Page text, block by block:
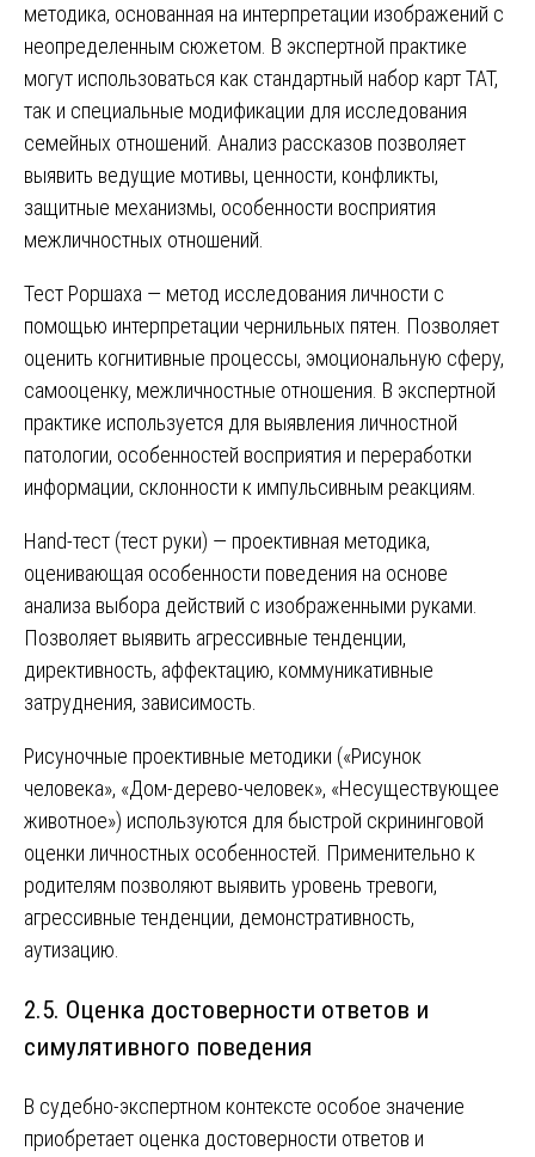
методика, основанная на интерпретации изображений с
неопределенным сюжетом. В экспертной практике
могут использоваться как стандартный набор карт ТАТ,
так и специальные модификации для исследования
семейных отношений. Анализ рассказов позволяет
выявить ведущие мотивы, ценности, конфликты,
защитные механизмы, особенности восприятия
межличностных отношений.
Тест Роршаха — метод исследования личности с
помощью интерпретации чернильных пятен. Позволяет
оценить когнитивные процессы, эмоциональную сферу,
самооценку, межличностные отношения. В экспертной
практике используется для выявления личностной
патологии, особенностей восприятия и переработки
информации, склонности к импульсивным реакциям.
Hand-тест (тест руки) — проективная методика,
оценивающая особенности поведения на основе
анализа выбора действий с изображенными руками.
Позволяет выявить агрессивные тенденции,
директивность, аффектацию, коммуникативные
затруднения, зависимость.
Рисуночные проективные методики («Рисунок
человека», «Дом-дерево-человек», «Несуществующее
животное») используются для быстрой скрининговой
оценки личностных особенностей. Применительно к
родителям позволяют выявить уровень тревоги,
агрессивные тенденции, демонстративность,
аутизацию.
2.5. Оценка достоверности ответов и
симулятивного поведения
В судебно-экспертном контексте особое значение
приобретает оценка достоверности ответов и